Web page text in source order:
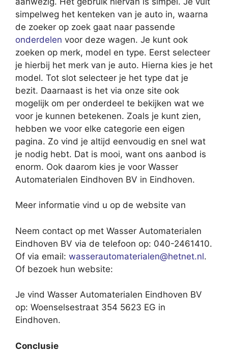
simpelweg het kenteken van je auto in, waarna
de zoeker op zoek gaat naar passende
onderdelen voor deze wagen. Je kunt ook
zoeken op merk, model en type. Eerst selecteer
je hierbij het merk van je auto. Hierna kies je het
model. Tot slot selecteer je het type dat je
bezit. Daarnaast is het via onze site ook
mogelijk om per onderdeel te bekijken wat we
voor je kunnen betekenen. Zoals je kunt zien,
hebben we voor elke categorie een eigen
pagina. Zo vind je altijd eenvoudig en snel wat
je nodig hebt. Dat is mooi, want ons aanbod is
enorm. Ook daarom kies je voor Wasser
Automaterialen Eindhoven BV in Eindhoven.
Meer informatie vind u op de website van
Neem contact op met Wasser Automaterialen
Eindhoven BV via de telefoon op: 040-2461410.
Of via email: wasserautomaterialen@hetnet.nl.
Of bezoek hun website:
Je vind Wasser Automaterialen Eindhoven BV
op: Woenselsestraat 354 5623 EG in
Eindhoven.
Conclusie